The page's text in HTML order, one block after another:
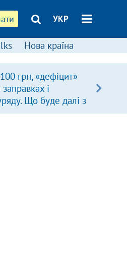
УКР
Нова країна
грн, «дефіцит»
і
Що буде далі з